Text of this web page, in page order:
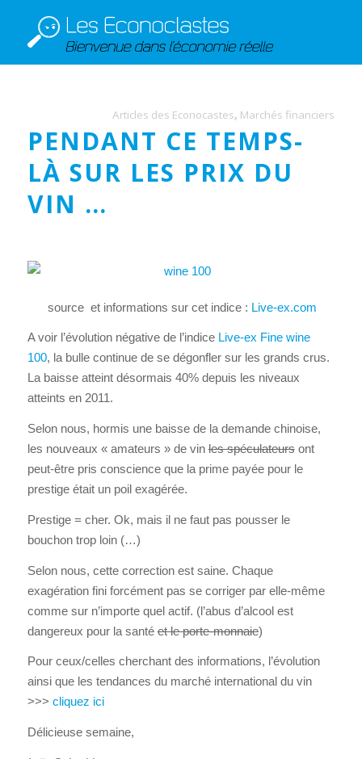
Articles des Econocastes, Marchés financiers
PENDANT CE TEMPS-
LÀ SUR LES PRIX DU
VIN …
source et informations sur cet indice : Live-ex.com
A voir l’évolution négative de l’indice Live-ex Fine wine
100, la bulle continue de se dégonfler sur les grands crus.
La baisse atteint désormais 40% depuis les niveaux
atteints en 2011.
Selon nous, hormis une baisse de la demande chinoise,
les nouveaux « amateurs » de vinles spéculateursont
peut-être pris conscience que la prime payée pour le
prestige était un poil exagérée.
Prestige = cher. Ok, mais il ne faut pas pousser le
bouchon trop loin (…)
Selon nous, cette correction est saine. Chaque
exagération fini forcément pas se corriger par elle-même
comme sur n’importe quel actif. (l’abus d’alcool est
dangereux pour la santéet le porte-monnaie)
Pour ceux/celles cherchant des informations, l’évolution
ainsi que les tendances du marché international du vin
>>> cliquez ici
Délicieuse semaine,